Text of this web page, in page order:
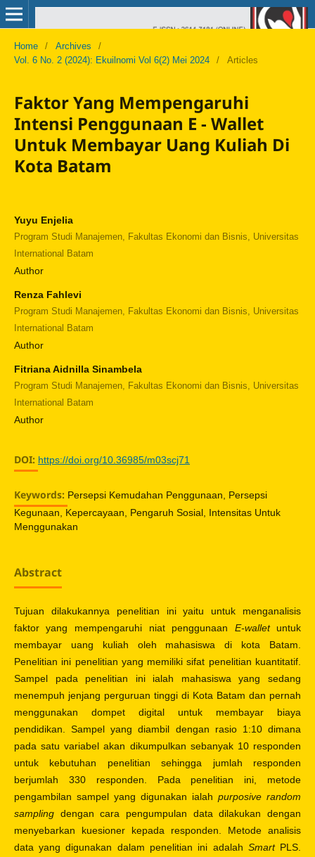
Home / Archives
/
Vol. 6 No. 2 (2024): Ekuilnomi Vol 6(2) Mei 2024
/ Articles
Faktor Yang Mempengaruhi
Intensi Penggunaan E - Wallet
Untuk Membayar Uang Kuliah Di
Kota Batam
Yuyu Enjelia
Program Studi Manajemen, Fakultas Ekonomi dan Bisnis, Universitas
International Batam
Author
Renza Fahlevi
Program Studi Manajemen, Fakultas Ekonomi dan Bisnis, Universitas
International Batam
Author
Fitriana Aidnilla Sinambela
Program Studi Manajemen, Fakultas Ekonomi dan Bisnis, Universitas
International Batam
Author
DOI: https://doi.org/10.36985/m03scj71
Keywords: Persepsi Kemudahan Penggunaan, Persepsi
Kegunaan, Kepercayaan, Pengaruh Sosial, Intensitas Untuk
Menggunakan
Abstract
Tujuan dilakukannya penelitian ini yaitu untuk menganalisis
faktor yang mempengaruhi niat penggunaan E-walletuntuk
membayar uang kuliah oleh mahasiswa di kota Batam.
Penelitian ini penelitian yang memiliki sifat penelitian kuantitatif.
Sampel pada penelitian ini ialah mahasiswa yang sedang
menempuh jenjang perguruan tinggi di Kota Batam dan pernah
menggunakan dompet digital untuk membayar biaya
pendidikan. Sampel yang diambil dengan rasio 1:10 dimana
pada satu variabel akan dikumpulkan sebanyak 10 responden
untuk kebutuhan penelitian sehingga jumlah responden
berjumlah 330 responden. Pada penelitian ini, metode
pengambilan sampel yang digunakan ialahpurposive random
samplingdengan cara pengumpulan data dilakukan dengan
menyebarkan kuesioner kepada responden. Metode analisis
data yang digunakan dalam penelitian ini adalah SmartPLS.